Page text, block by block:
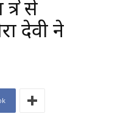
से
देवी ने